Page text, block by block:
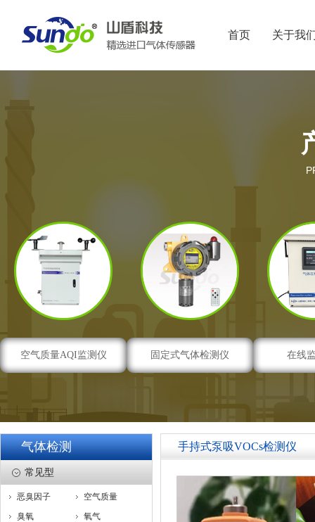
首页 关于我
空气质量AQI监测仪 固定式气体检测仪 在线
气体检测
常见型
恶臭因子
空气质量
臭氧
氧气
手持式泵吸VOCs检测仪